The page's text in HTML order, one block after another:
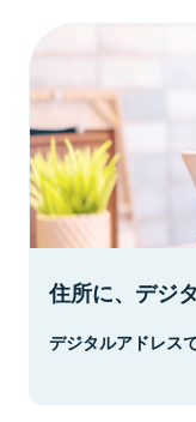
住所に、デジ
デジタルアドレス